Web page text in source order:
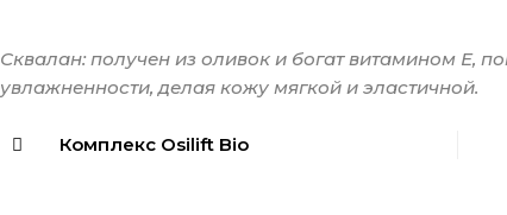
Сквалан: получен из оливок и богат витамином Е,
увлажненности, делая кожу мягкой и эластичной.
Комплекс Osilift Bio